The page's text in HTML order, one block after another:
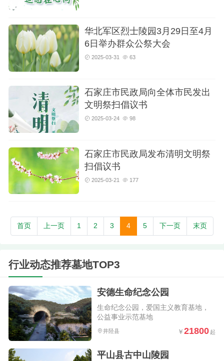
华北军区烈士陵园3月29日至4月
6日举办群众公祭大会
2025-03-31 63
石家庄市民政局向全体市民发出
文明祭扫倡议书
2025-03-24 98
石家庄市民政局发布清明文明祭
扫倡议书
2025-03-21 177
首页 上一页 1 2 3 4 5 下一页 末页
行业动态推荐墓地TOP3
安德生命纪念公园
生命纪念公园，爱国主义教育基地，
公益事业示范基地
井陉县 21800
平山县古中山陵园